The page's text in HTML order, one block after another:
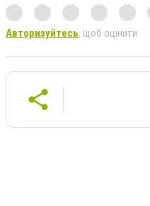
Авторизуйтесь, щоб оцінити